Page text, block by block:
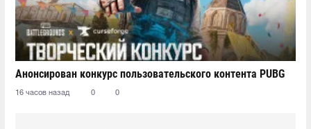
Анонсирован конкурс пользовательского контента PUBG
16 часов назад 0 0